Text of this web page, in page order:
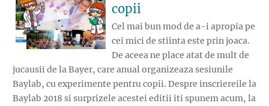
copii
Cel mai bun mod de a-i apropia pe
cei mici de stiinta este prin joaca.
De aceea ne place atat de mult de
jucausii de la Bayer, care anual organizeaza sesiunile
Baylab, cu experimente pentru copii. Despre inscriereile la
Baylab 2018 si surprizele acestei editii iti spunem acum, la